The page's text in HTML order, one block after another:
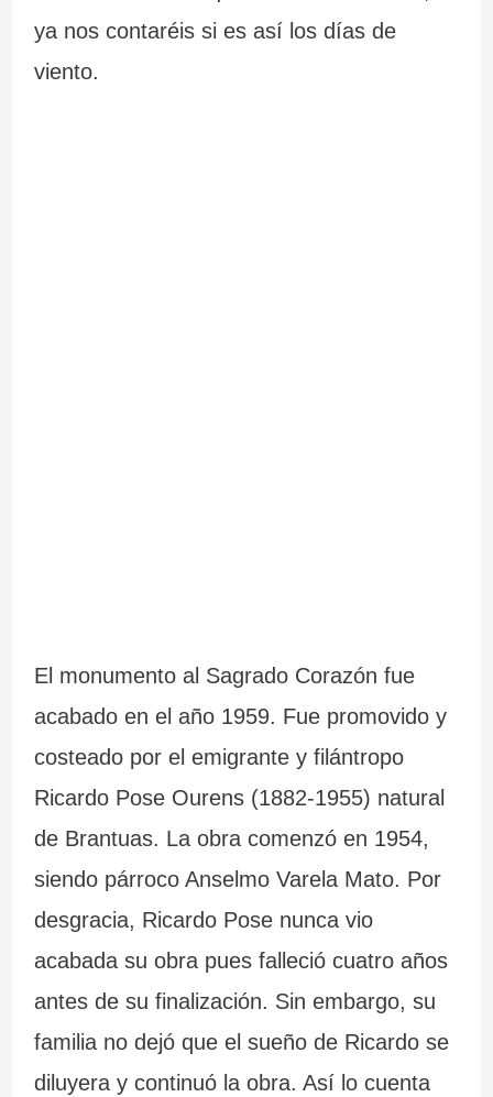
ya nos contaréis si es así los días de
viento.
El monumento al Sagrado Corazón fue
acabado en el año 1959. Fue promovido y
costeado por el emigrante y filántropo
Ricardo Pose Ourens (1882-1955) natural
de Brantuas. La obra comenzó en 1954,
siendo párroco Anselmo Varela Mato. Por
desgracia, Ricardo Pose nunca vio
acabada su obra pues falleció cuatro años
antes de su finalización. Sin embargo, su
familia no dejó que el sueño de Ricardo se
diluyera y continuó la obra. Así lo cuenta